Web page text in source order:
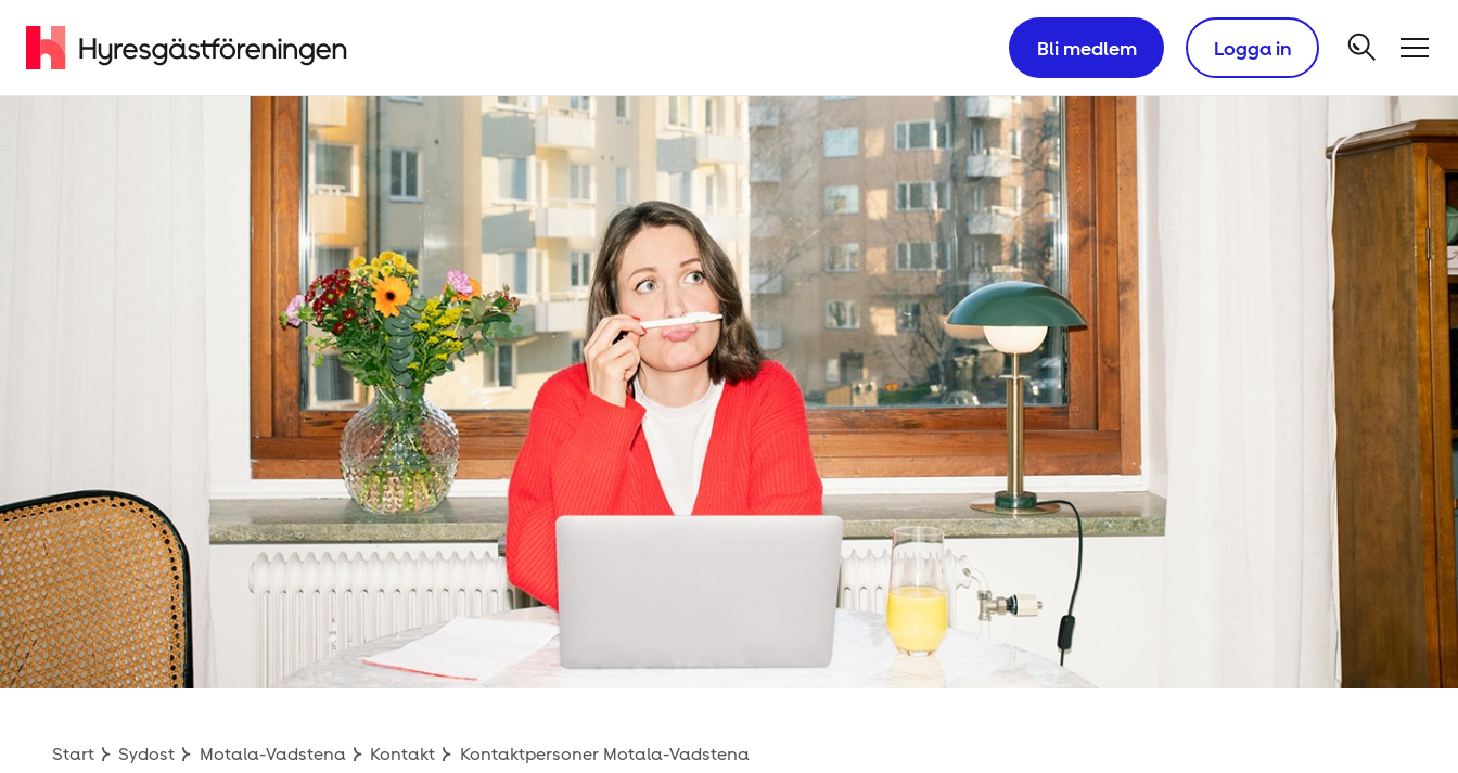
Bli medlem Logga in
Start Sydost Motala-Vadstena Kontakt Kontaktpersoner Motala-Vadstena